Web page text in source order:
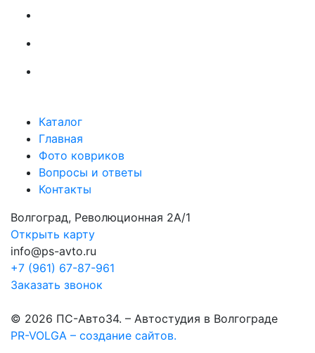
Каталог
Главная
Фото ковриков
Вопросы и ответы
Контакты
Волгоград, Революционная 2А/1
Открыть карту
info@ps-avto.ru
+7 (961) 67-87-961
Заказать звонок
© 2026 ПС-Авто34. – Автостудия в Волгограде
PR-VOLGA – создание сайтов.